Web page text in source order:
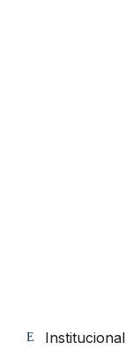
Institucional